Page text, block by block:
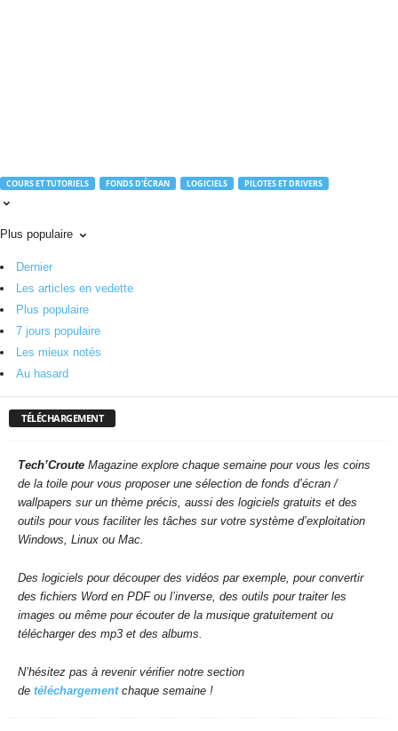
COURS ET TUTORIELS FONDS D'ÉCRAN LOGICIELS PILOTES ET DRIVERS
Plus populaire
Dernier
Les articles en vedette
Plus populaire
7 jours populaire
Les mieux notés
Au hasard
TÉLÉCHARGEMENT
Tech’Croute Magazine explore chaque semaine pour vous les coins
de la toile pour vous proposer une sélection de fonds d’écran /
wallpapers sur un thème précis, aussi des logiciels gratuits et des
outils pour vous faciliter les tâches sur votre système d’exploitation
Windows, Linux ou Mac.
Des logiciels pour découper des vidéos par exemple, pour convertir
des fichiers Word en PDF ou l’inverse, des outils pour traiter les
images ou même pour écouter de la musique gratuitement ou
télécharger des mp3 et des albums.
N’hésitez pas à revenir vérifier notre section
de téléchargementchaque semaine !